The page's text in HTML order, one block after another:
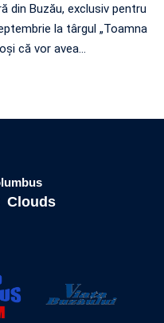
din Buzău, exclusiv pentru
la târgul „Toamna
că vor avea…
Clouds